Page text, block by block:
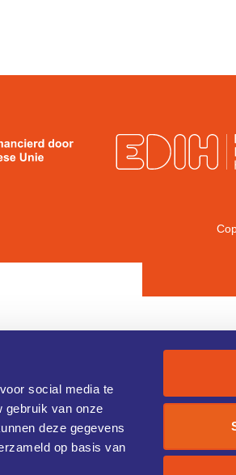
social media te
gebruik van onze
deze gegevens
op basis van
(BIC 1)